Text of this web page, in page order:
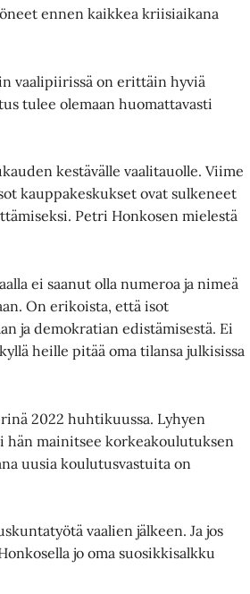
ennen kaikkea kriisiaikana
vaalipiirissä on erittäin hyviä
tulee olemaan huomattavasti
kestävälle vaalitauolle. Viime
kauppakeskukset ovat sulkeneet
Petri Honkosen mielestä
ei saanut olla numeroa ja nimeä
On erikoista, että isot
ja demokratian edistämisestä. Ei
heille pitää oma tilansa julkisissa
2022 huhtikuussa. Lyhyen
mainitsee korkeakoulutuksen
uusia koulutusvastuita on
vaalien jälkeen. Ja jos
jo oma suosikkisalkku